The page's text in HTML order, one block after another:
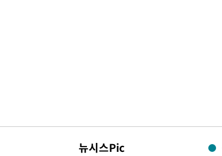
뉴시스Pic